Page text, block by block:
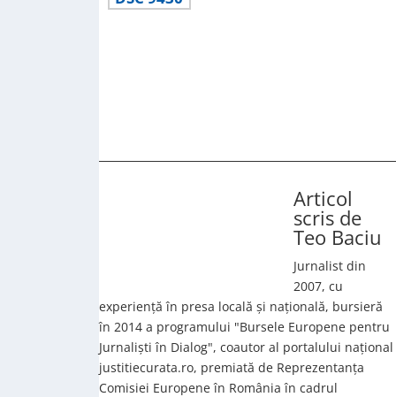
Articol
scris de
Teo Baciu
Jurnalist din
2007, cu
experiență în presa locală și națională, bursieră
în 2014 a programului "Bursele Europene pentru
Jurnaliști în Dialog", coautor al portalului național
justitiecurata.ro, premiată de Reprezentanța
Comisiei Europene în România în cadrul